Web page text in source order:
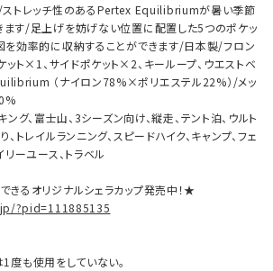
/ストレッチ性のあるPertex Equilibriumが暑い季節
す/足上げを妨げない位置に配置した5つのポケッ
を効率的に収納することができます/日本製/フロン
ット×1、サイドポケット×2、キーループ、ウエストベ
（ナイロン78%×ポリエステル22%）/メッ
グ、富士山、3シーズン向け、縦走、テント泊、ウルト
、トレイルランニング、スピードハイク、キャンプ、フェ
リーユース、トラベル
きるオリジナルシェラカップ発売中！★
?pid=111885135
1度も使用をしていない。